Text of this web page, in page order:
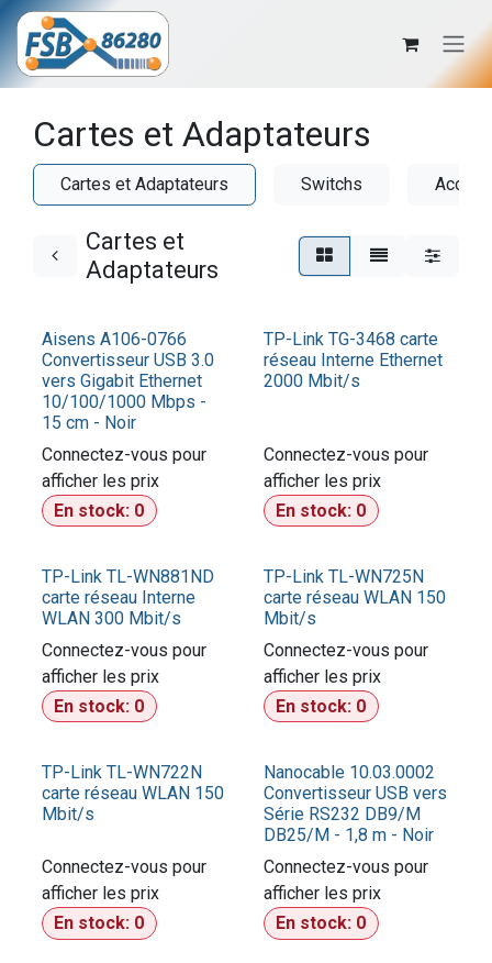
Se rendre au contenu
Cartes et Adaptateurs
Cartes et Adaptateurs Switchs
Cartes et
Adaptateurs
Aisens A106-0766
Convertisseur USB 3.0
vers Gigabit Ethernet
10/100/1000 Mbps -
15 cm - Noir
Connectez-vous pour
afficher les prix​
En stock: 0
TP-Link TG-3468 carte
réseau Interne Ethernet
2000 Mbit/s
Connectez-vous pour
afficher les prix​
En stock: 0
TP-Link TL-WN881ND
carte réseau Interne
WLAN 300 Mbit/s
Connectez-vous pour
afficher les prix​
En stock: 0
TP-Link TL-WN725N
carte réseau WLAN 150
Mbit/s
Connectez-vous pour
afficher les prix​
En stock: 0
TP-Link TL-WN722N
carte réseau WLAN 150
Mbit/s
Connectez-vous pour
afficher les prix​
En stock: 0
Nanocable 10.03.0002
Convertisseur USB vers
Série RS232 DB9/M
DB25/M - 1,8 m - Noir
Connectez-vous pour
afficher les prix​
En stock: 0